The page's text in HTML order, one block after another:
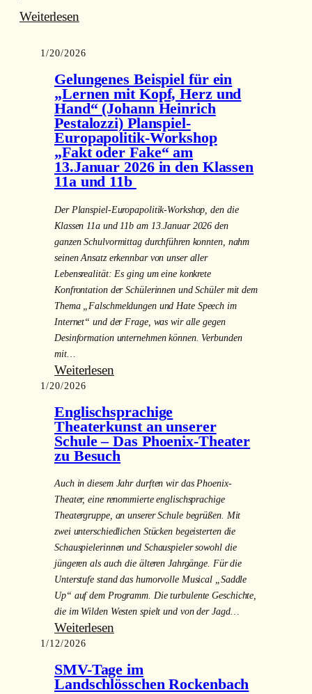
Weiterlesen:
am
Juni
zu
Gast
im
P-
Seminar „Schulgeschichte“
der
11.
Jahrgangstufe
1/20/2026
Gelungenes Beispiel für ein
„Lernen mit Kopf, Herz und
Hand“ (Johann Heinrich
Pestalozzi) Planspiel-
Europapolitik-Workshop
„Fakt oder Fake“ am
13.Januar 2026 in den Klassen
11a und 11b
Der Planspiel-Europapolitik-Workshop, den die
Klassen 11a und 11b am 13.Januar 2026 den
ganzen Schulvormittag durchführen konnten, nahm
seinen Ansatz erkennbar von unser aller
Lebensrealität: Es ging um eine konkrete
Konfrontation der Schülerinnen und Schüler mit dem
Thema „Falschmeldungen und Hate Speech im
Internet“ und der Frage, was wir alle gegen
Desinformation unternehmen können. Verbunden
mit…
Weiterlesen:
Beispiel
für
ein
„Lernen
Kopf,
und
Hand“
(Johann
Heinrich
Pestalozzi) Planspiel-
Europapolitik-
Workshop
oder
Fake“
1/20/2026
Englischsprachige
Theaterkunst an unserer
Schule – Das Phoenix-Theater
zu Besuch
Auch in diesem Jahr durften wir das Phoenix-
Theater, eine renommierte englischsprachige
Theatergruppe, an unserer Schule begrüßen. Mit
zwei unterschiedlichen Stücken begeisterten die
Schauspielerinnen und Schauspieler sowohl die
jüngeren als auch die älteren Jahrgänge. Für die
Unterstufe stand das humorvolle Musical „Saddle
Up“ auf dem Programm. Die turbulente Geschichte,
die im Wilden Westen spielt und von der Jagd…
Weiterlesen:
Theaterkunst
an
1/12/2026
SMV-Tage im
Landschlösschen Rockenbach